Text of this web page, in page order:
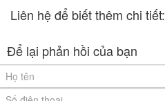
Liên hệ để biết thêm chi tiết:
Để lại phản hồi của bạn